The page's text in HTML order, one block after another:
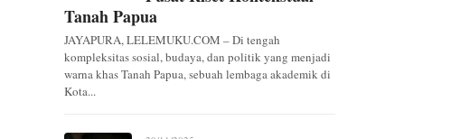
Tanah Papua
JAYAPURA, LELEMUKU.COM – Di tengah
kompleksitas sosial, budaya, dan politik yang menjadi
warna khas Tanah Papua, sebuah lembaga akademik di
Kota...